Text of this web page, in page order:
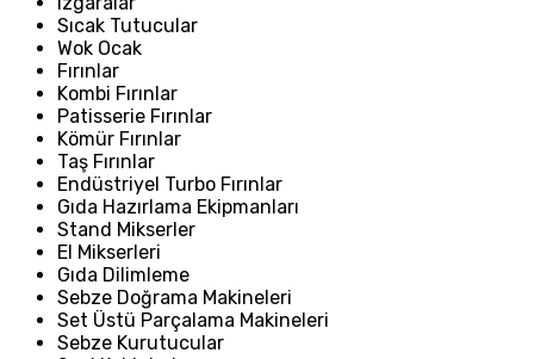
Sıcak Tutucular
Wok Ocak
Fırınlar
Kombi Fırınlar
Patisserie Fırınlar
Kömür Fırınlar
Taş Fırınlar
Endüstriyel Turbo Fırınlar
Gıda Hazırlama Ekipmanları
Stand Mikserler
El Mikserleri
Gıda Dilimleme
Sebze Doğrama Makineleri
Set Üstü Parçalama Makineleri
Sebze Kurutucular